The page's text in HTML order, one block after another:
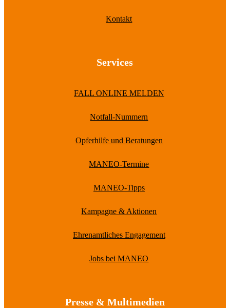
Kontakt
Services
FALL ONLINE MELDEN
Notfall-Nummern
Opferhilfe und Beratungen
MANEO-Termine
MANEO-Tipps
Kampagne & Aktionen
Ehrenamtliches Engagement
Jobs bei MANEO
Presse & Multimedien